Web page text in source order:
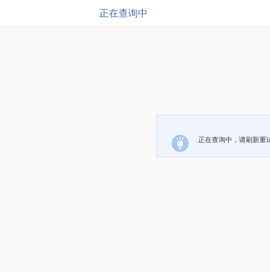
正在查询中
正在查询中，请刷新重